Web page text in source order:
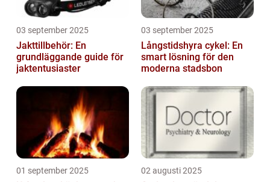
03 september 2025
Jakttillbehör: En
grundläggande guide för
jaktentusiaster
03 september 2025
Långstidshyra cykel: En
smart lösning för den
moderna stadsbon
01 september 2025 02 augusti 2025